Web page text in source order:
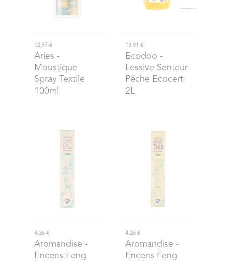
12,57 €
Aries -
Moustique
Spray Textile
100ml
13,91 €
Ecodoo -
Lessive Senteur
Pêche Ecocert
2L
4,26 €
Aromandise -
Encens Feng
4,26 €
Aromandise -
Encens Feng